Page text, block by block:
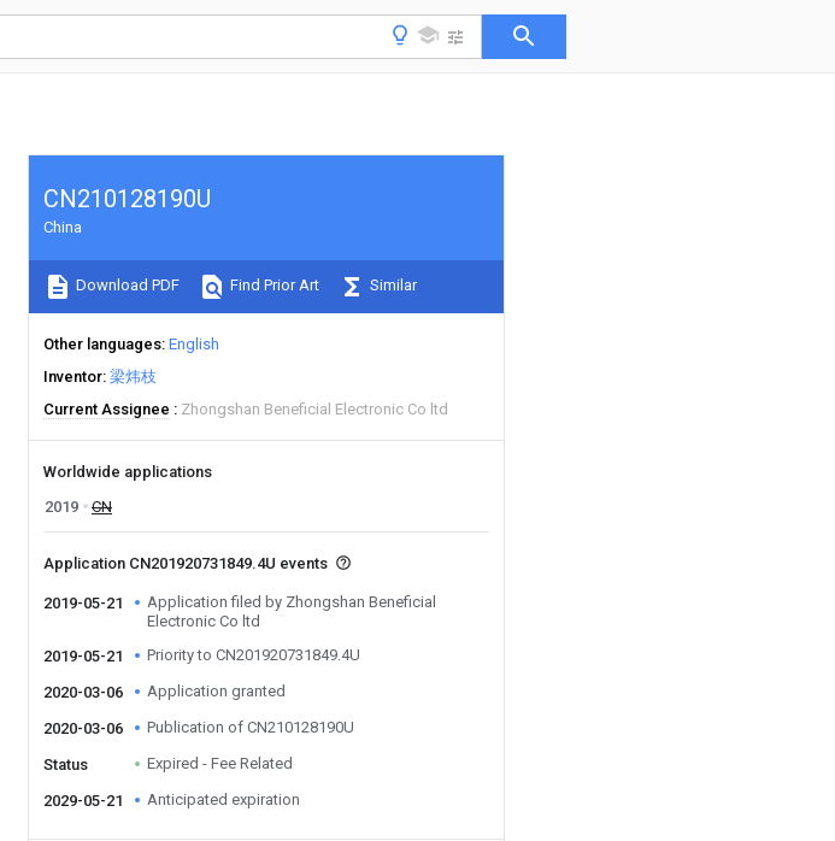
CN210128190U
China
Download PDF Find Prior Art Similar
Other languages English
Inventor 梁炜枝
Current Assignee
Zhongshan Beneficial Electronic Co ltd
Worldwide applications
2019
CN
Application CN201920731849.4U events
2019-05-21
Application filed by Zhongshan Beneficial
Electronic Co ltd
2019-05-21
Priority to CN201920731849.4U
2020-03-06 Application granted
2020-03-06 Publication of CN210128190U
Status Expired - Fee Related
2029-05-21 Anticipated expiration